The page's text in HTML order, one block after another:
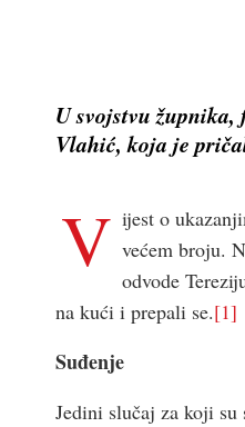
U svojstvu
Vlahić, koja je
V ijest o
većem broju.
odvode
na kući i prepali se.[1]
Suđenje
Jedini slučaj za koji